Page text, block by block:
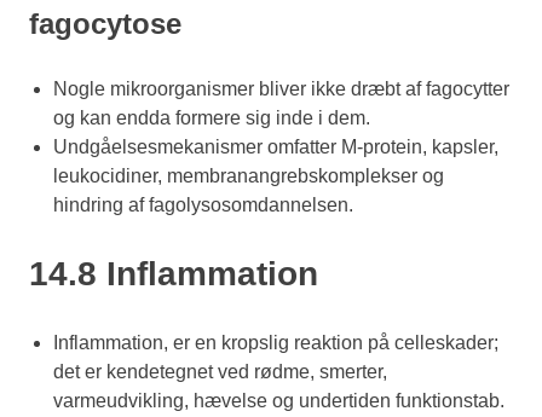
fagocytose
Nogle mikroorganismer bliver ikke dræbt af fagocytter
og kan endda formere sig inde i dem.
Undgåelsesmekanismer omfatter M-protein, kapsler,
leukocidiner, membranangrebskomplekser og
hindring af fagolysosomdannelsen.
14.8 Inflammation
Inflammation, er en kropslig reaktion på celleskader;
det er kendetegnet ved rødme, smerter,
varmeudvikling, hævelse og undertiden funktionstab.